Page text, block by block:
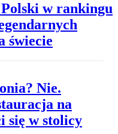
w rankingu
świecie
Nie.
na
się w stolicy